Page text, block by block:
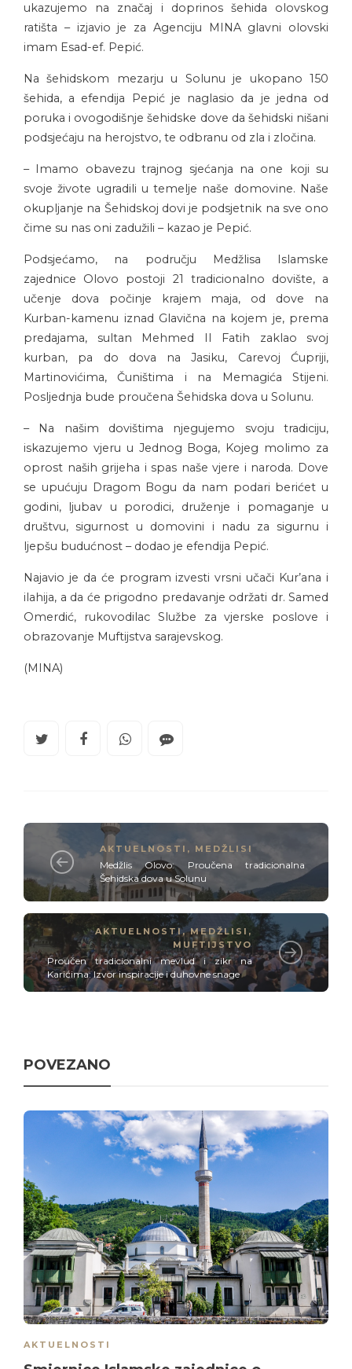
ukazujemo na značaj i doprinos šehida olovskog
ratišta – izjavio je za Agenciju MINA glavni olovski
imam Esad-ef. Pepić.
Na šehidskom mezarju u Solunu je ukopano 150
šehida, a efendija Pepić je naglasio da je jedna od
poruka i ovogodišnje šehidske dove da šehidski nišani
podsjećaju na herojstvo, te odbranu od zla i zločina.
– Imamo obavezu trajnog sjećanja na one koji su
svoje živote ugradili u temelje naše domovine. Naše
okupljanje na Šehidskoj dovi je podsjetnik na sve ono
čime su nas oni zadužili – kazao je Pepić.
Podsjećamo, na području Medžlisa Islamske
zajednice Olovo postoji 21 tradicionalno dovište, a
učenje dova počinje krajem maja, od dove na
Kurban-kamenu iznad Glavična na kojem je, prema
predajama, sultan Mehmed II Fatih zaklao svoj
kurban, pa do dova na Jasiku, Carevoj Ćupriji,
Martinovićima, Čuništima i na Memagića Stijeni.
Posljednja bude proučena Šehidska dova u Solunu.
– Na našim dovištima njegujemo svoju tradiciju,
iskazujemo vjeru u Jednog Boga, Kojeg molimo za
oprost naših grijeha i spas naše vjere i naroda. Dove
se upućuju Dragom Bogu da nam podari berićet u
godini, ljubav u porodici, druženje i pomaganje u
društvu, sigurnost u domovini i nadu za sigurnu i
ljepšu budućnost – dodao je efendija Pepić.
Najavio je da će program izvesti vrsni učači Kur’ana i
ilahija, a da će prigodno predavanje održati dr. Samed
Omerdić, rukovodilac Službe za vjerske poslove i
obrazovanje Muftijstva sarajevskog.
(MINA)
AKTUELNOSTI , MEDŽLISI
Medžlis Olovo: Proučena tradicionalna
Šehidska dova u Solunu
AKTUELNOSTI,MEDŽLISI ,
MUFTIJSTVO
Proučen tradicionalni mevlud i zikr na
Karićima: Izvor inspiracije i duhovne snage
POVEZANO
AKTUELNOSTI